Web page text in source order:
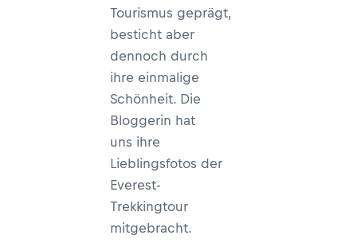
Tourismus geprägt,
besticht aber
dennoch durch
ihre einmalige
Schönheit. Die
Bloggerin hat
uns ihre
Lieblingsfotos der
Everest-
Trekkingtour
mitgebracht.